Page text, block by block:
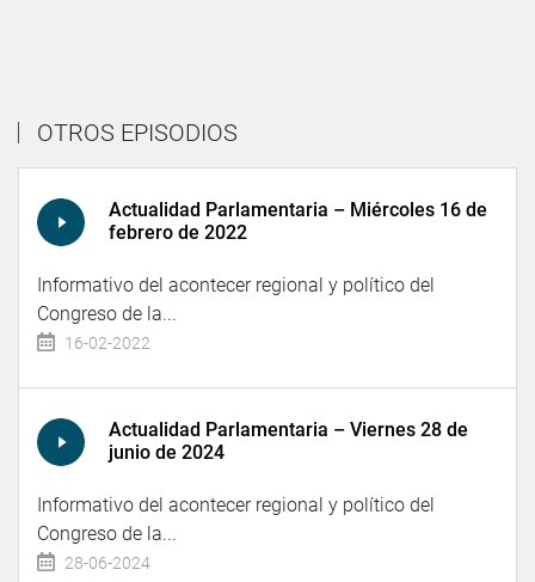
OTROS EPISODIOS
Actualidad Parlamentaria – Miércoles 16 de
febrero de 2022
Informativo del acontecer regional y político del
Congreso de la...
16-02-2022
Actualidad Parlamentaria – Viernes 28 de
junio de 2024
Informativo del acontecer regional y político del
Congreso de la...
28-06-2024